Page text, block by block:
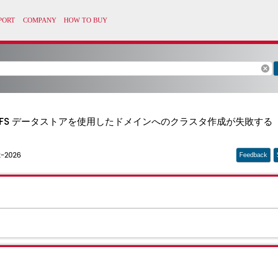
cancel
ータストアを使用したドメインへのクラスタ作成が失敗する
2026 Feedback